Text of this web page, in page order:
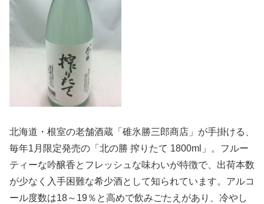
北海道・根室の老舗酒蔵「碓氷勝三郎商店」が手掛ける、
毎年1月限定発売の「北の勝 搾りたて 1800ml」。フルー
ティーな吟醸香とフレッシュな味わいが特徴で、出荷本数
が少なく入手困難な希少酒として知られています。アルコ
ール度数は18～19％と高めで飲みごたえがあり、冷やし